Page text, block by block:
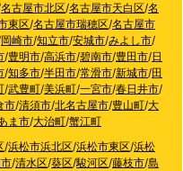
名古屋市北区/名古屋市天白区/名
東区/名古屋市瑞穂区/名古屋市
岡崎市/知立市/安城市/みよし市/
/豊明市/高浜市/碧南市/豊田市/日
/知多市/半田市/常滑市/新城市/田
/武豊町/美浜町/一宮市/春日井市/
市/清須市/北名古屋市/豊山町/大
ま市/大治町/蟹江町
/浜松市浜北区/浜松市東区/浜松
/清水区/葵区/駿河区/藤枝市/島